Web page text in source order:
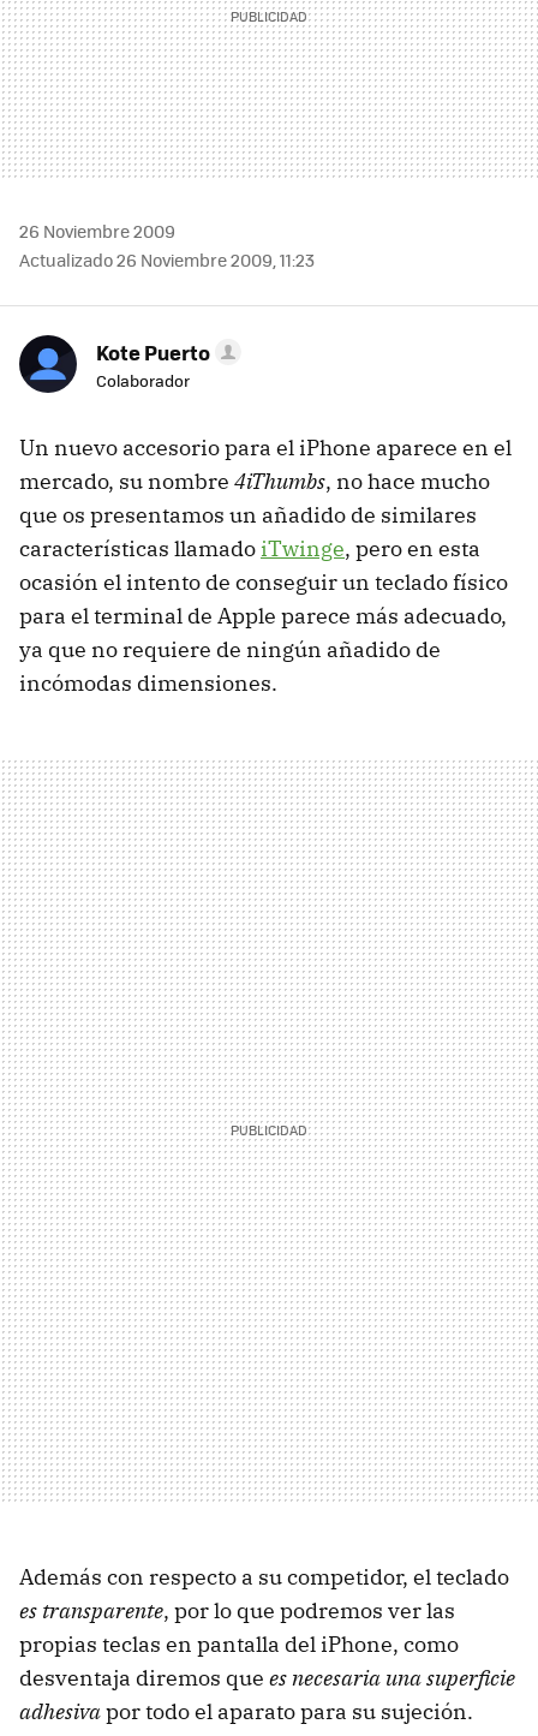
26 Noviembre 2009
Actualizado 26 Noviembre 2009, 11:23
Kote Puerto
Colaborador
Un nuevo accesorio para el iPhone aparece en el
mercado, su nombre 4iThumbs, no hace mucho
que os presentamos un añadido de similares
características llamado iTwinge, pero en esta
ocasión el intento de conseguir un teclado físico
para el terminal de Apple parece más adecuado,
ya que no requiere de ningún añadido de
incómodas dimensiones.
Además con respecto a su competidor, el teclado
es transparente, por lo que podremos ver las
propias teclas en pantalla del iPhone, como
desventaja diremos que es necesaria una superficie
adhesivapor todo el aparato para su sujeción.